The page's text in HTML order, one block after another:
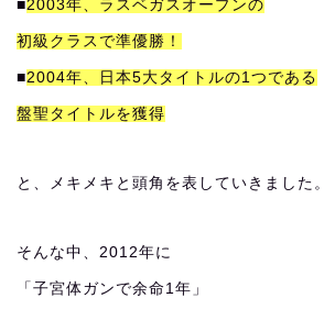
■2003年、ラスベガスオープンの
初級クラスで準優勝！
■2004年、日本5大タイトルの1つである
盤聖タイトルを獲得
と、メキメキと頭角を表していきました。
そんな中、2012年に
「子宮体ガンで余命1年」